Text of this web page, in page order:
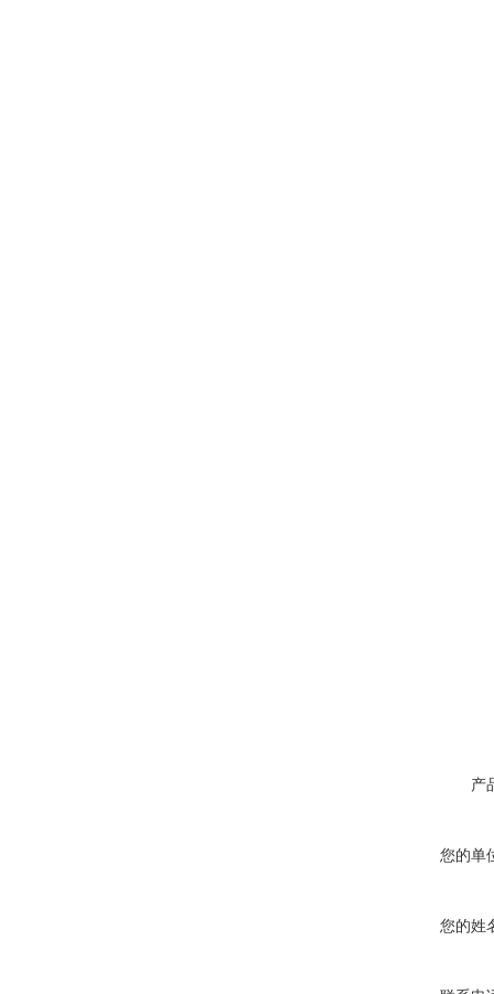
产
您的单
您的姓